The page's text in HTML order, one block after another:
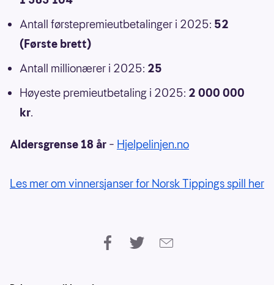
Antall førstepremieutbetalinger i 2025: 52
(Første brett)
Antall millionærer i 2025: 25
Høyeste premieutbetaling i 2025: 2 000 000
kr.
Aldersgrense 18 år – Hjelpelinjen.no
Les mer om vinnersjanser for Norsk Tippings spill her